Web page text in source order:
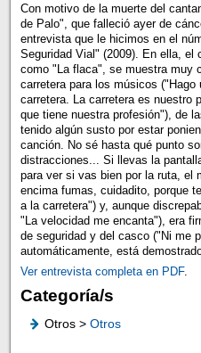
Con motivo de la muerte del
de Palo", que falleció ayer de
entrevista que le hicimos en el
Seguridad Vial" (2009). En ella, el
como "La flaca", se muestra muy
carretera para los músicos
carretera. La carretera es nuestro
que tiene nuestra profesión"), de
tenido algún susto por estar
canción. No sé hasta qué punto
distracciones... Si llevas la
para ver si vas bien por la ruta, el
encima fumas, cuidadito, porque
a la carretera") y, aunque
"La velocidad me encanta"), era
de seguridad y del casco ("Ni me
automáticamente, está
Ver entrevista completa en PDF.
Categoría/s
Otros > Otros